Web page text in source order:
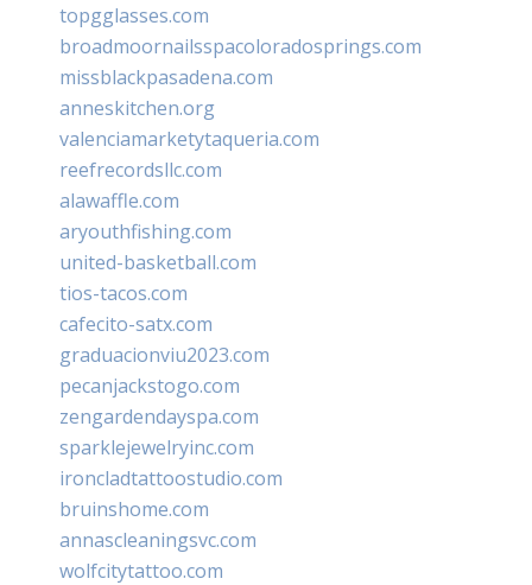
topgglasses.com
broadmoornailsspacoloradosprings.com
missblackpasadena.com
anneskitchen.org
valenciamarketytaqueria.com
reefrecordsllc.com
alawaffle.com
aryouthfishing.com
united-basketball.com
tios-tacos.com
cafecito-satx.com
graduacionviu2023.com
pecanjackstogo.com
zengardendayspa.com
sparklejewelryinc.com
ironcladtattoostudio.com
bruinshome.com
annascleaningsvc.com
wolfcitytattoo.com